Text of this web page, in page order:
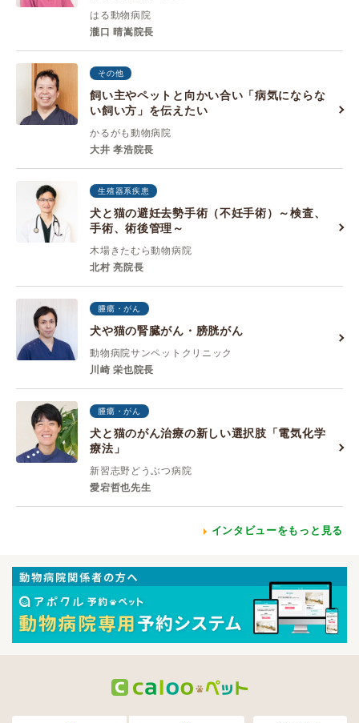
はる動物病院
瀧口 晴嵩院長
その他
飼い主やペットと向かい合い「病気にならな
い飼い方」を伝えたい
かるがも動物病院
大井 孝浩院長
生殖器系疾患
犬と猫の避妊去勢手術（不妊手術）～検査、
手術、術後管理～
木場きたむら動物病院
北村 亮院長
腫瘍・がん
犬や猫の腎臓がん・膀胱がん
動物病院サンペットクリニック
川崎 栄也院長
腫瘍・がん
犬と猫のがん治療の新しい選択肢「電気化学
療法」
新習志野どうぶつ病院
愛宕哲也先生
インタビューをもっと見る